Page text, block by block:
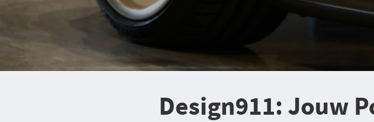
Design911: Jouw